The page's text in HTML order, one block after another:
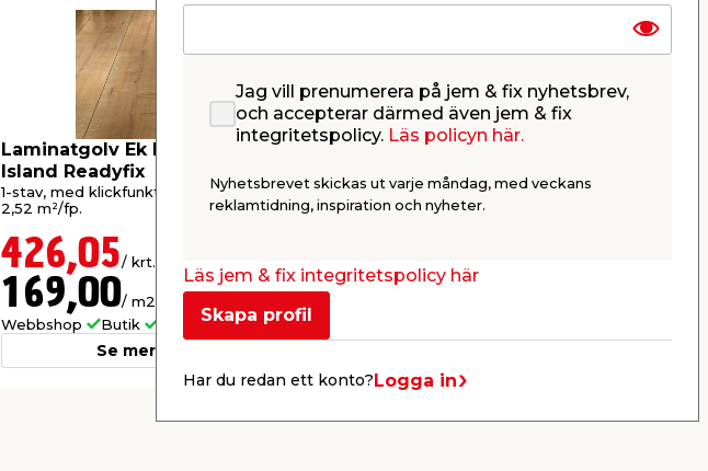
Laminatgolv Ek Long
Island Readyfix
1-stav, med klickfunktion. 8 mm -
2,52 m²/fp.
426,05/ krt.
169,00/ m2.
Webbshop
Butik
Se mer
Laminatgolv Ek Hayloft
1-stav, med klickfunktion. 7 mm -
2,47 m²/fp.
139,00
Webbshop
Jag vill prenumerera på jem & fix nyhetsbrev,
och accepterar därmed även jem & fix
integritetspolicy. Läs policyn här.
Nyhetsbrevet skickas ut varje måndag, med veckans
reklamtidning, inspiration och nyheter.
Läs jem & fix integritetspolicy här
Skapa profil
Har du redan ett konto?Logga in